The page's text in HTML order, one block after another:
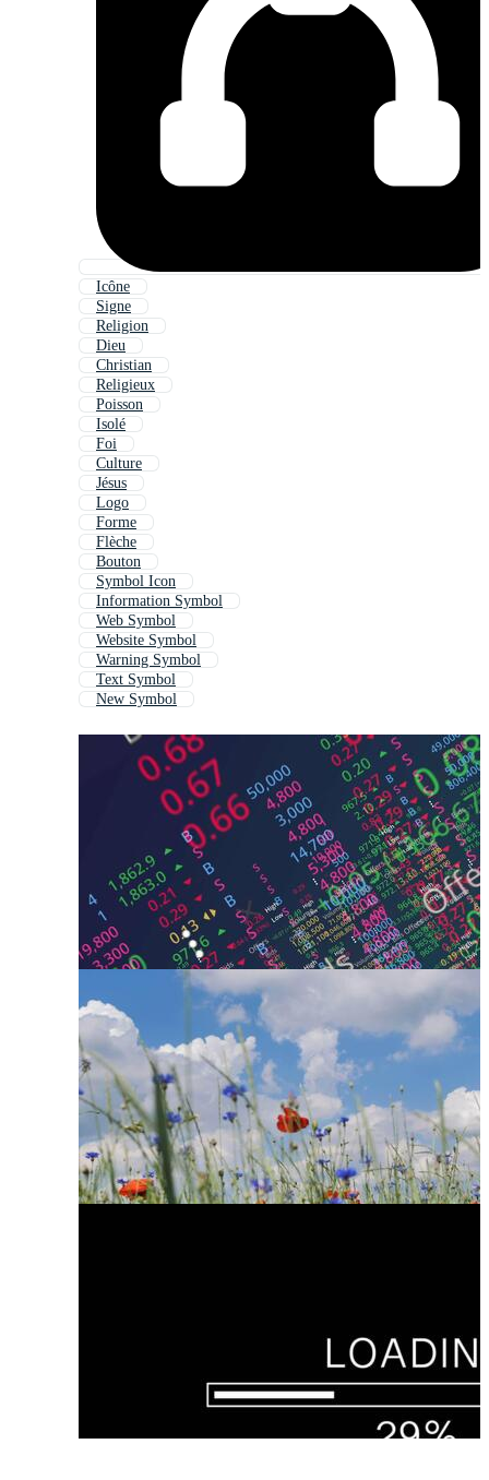
Icône
Signe
Religion
Dieu
Christian
Religieux
Poisson
Isolé
Foi
Culture
Jésus
Logo
Forme
Flèche
Bouton
Symbol Icon
Information Symbol
Web Symbol
Website Symbol
Warning Symbol
Text Symbol
New Symbol